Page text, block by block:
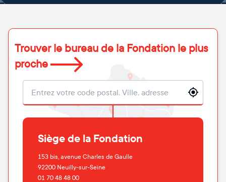
Trouver le bureau de la Fondation le plus
proche
Localisation
Siège de la Fondation
153 bis, avenue Charles de Gaulle
92200 Neuilly-sur-Seine
01 70 48 48 00